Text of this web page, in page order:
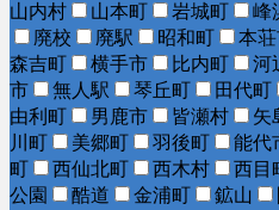
山内村
山本町 岩城町 峰
廃校
廃駅 昭和町 本
森吉町
横手市 比内町 河
市
無人駅 琴丘町 田代町
由利町
男鹿市 皆瀬村 矢
川町
美郷町 羽後町 能代
町
西仙北町 西木村 西目
公園
酷道 金浦町 鉱山